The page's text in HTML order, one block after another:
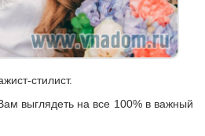
стилист.
выглядеть на все 100% в важный